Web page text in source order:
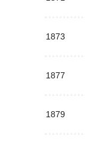
1873
1877
1879